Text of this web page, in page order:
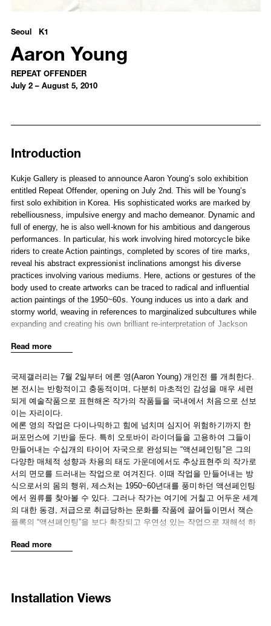
Seoul K1
Aaron Young
REPEAT OFFENDER
July 2 – August 5, 2010
Installation Views
Publications
Introduction
Kukje Gallery is pleased to announce Aaron Young’s solo exhibition
entitled Repeat Offender, opening on July 2nd. This will be Young’s
first solo exhibition in Korea. His sophisticated works are marked by
rebelliousness, impulsive energy and macho demeanor. Dynamic and
full of energy, he is also well-known for his ambitious and dangerous
performances. In particular, his work involving hired motorcycle bike
riders to create Action paintings, completed by scores of tire marks,
reveal his abstract expressionist inclinations amongst his diverse
practices involving various mediums. Here, actions or gestures of the
body used to create artworks can be traced to radical and influential
action paintings of the 1950~60s. Young induces us into a dark and
stormy world, weaving in references to marginalized subcultures while
expanding and creating his own brilliant re-interpretation of Jackson
According to Young, his work is “both abstract art and performance at
and the traces of these acts are recorded as drawings, sculptures,
photographs, or videos to compose objets d’art.
This exhibition presents ten distinct works drawn from Young’s
Untitled(barricade), Untitled(glass) series, and video work. Sculptural
work recalling scenes of violent and destructive behavior, two-
dimensional works reminiscent of graffiti or tagging that one might see
in New York, are all evocative of countercultural tendencies and
aggressive macho disposition, but the works on display are polished
and alluring.
Born in 1972 in San Francisco, Aaron Young graduated from the San
Francisco Art Institute and obtained his MFA from Yale University.
He currently lives and works in New York. He has exhibited in P.S.1
Contemporary Art Center, Long Island City(2005), the Serpentine
Biennial and the Second Moscow Biennale of Contemporary Art(2007).
Young’s works are included in prestigious collections such as the ones
Read more
국제갤러리는 7월 2일부터 에론 영(Aaron Young) 개인전 를 개최한다.
본 전시는 반항적이고 충동적이며, 다분히 마초적인 감성을 매우 세련
되게 예술작품으로 표현해온 작가의 작품들을 국내에서 처음으로 선보
이는 자리이다.
에론 영의 작업은 다이나믹하고 힘에 넘치며 심지어 위험하기까지 한
퍼포먼스에 기반을 둔다. 특히 오토바이 라이더들을 고용하여 그들이
만들어내는 수십개의 타이어 자국으로 완성되는 “액션페인팅”은 그의
다양한 매체적 성향과 차용의 태도 가운데에서도 추상표현주의 작가로
서의 면모를 드러내는 작업으로 여겨진다. 이때 작업을 만들어내는 방
식으로서의 몸의 행위, 제스처는 1950~60년대를 풍미하던 액션페인팅
에서 원류를 찾아볼 수 있다. 그러나 작가는 여기에 거칠고 어두운 세계
의 대한 동경, 저급으로 취급당하는 문화를 작품에 끌어들이면서 잭슨
플록의 “액션페인팅”을 보다 확장되고 우연성 있는 작업으로 재해석 하
작가에 따르면 그의 작업은 “추상예술인 동시에 퍼포먼스이다”. 그는 파
에서의 퍼포먼스에서 작가는 비디오 카메라를 발로 차는 행위를 비디오
Read more
Installation Views